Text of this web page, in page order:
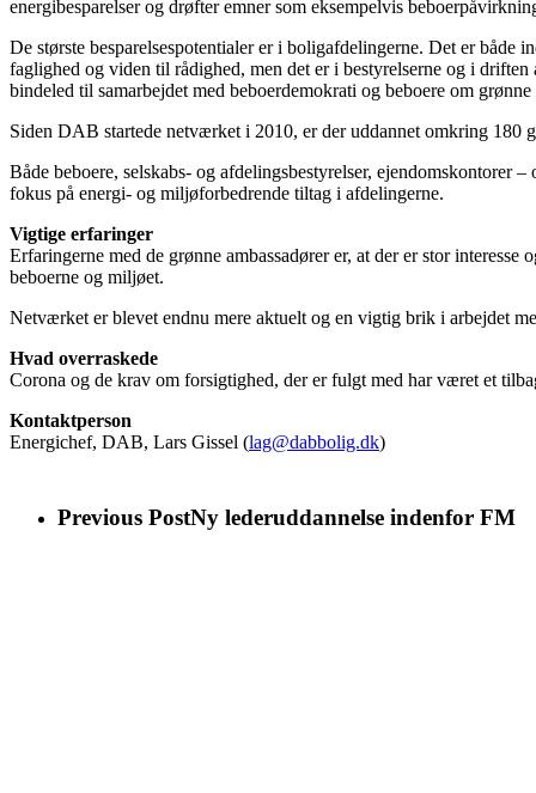
energibesparelser og drøfter emner som eksempelvis
De største besparelsespotentialer er i boligafdelingerne. Det er
faglighed og viden til rådighed, men det er i bestyrelserne og i
bindeled til samarbejdet med beboerdemokrati og beboere om grønne
Siden DAB startede netværket i 2010, er der uddannet omkring 180
Både beboere, selskabs- og afdelingsbestyrelser,
fokus på energi- og miljøforbedrende tiltag i afdelingerne.
Vigtige erfaringer
Erfaringerne med de grønne ambassadører er, at der er stor
beboerne og miljøet.
Netværket er blevet endnu mere aktuelt og en vigtig brik i arbejdet
Hvad overraskede
Corona og de krav om forsigtighed, der er fulgt med har været et
Kontaktperson
Energichef, DAB, Lars Gissel (lag@dabbolig.dk)
Previous PostNy lederuddannelse indenfor FM